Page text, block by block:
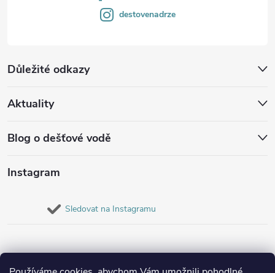
Důležité odkazy
Aktuality
Blog o dešťové vodě
destovenadrze
Instagram
Sledovat na Instagramu